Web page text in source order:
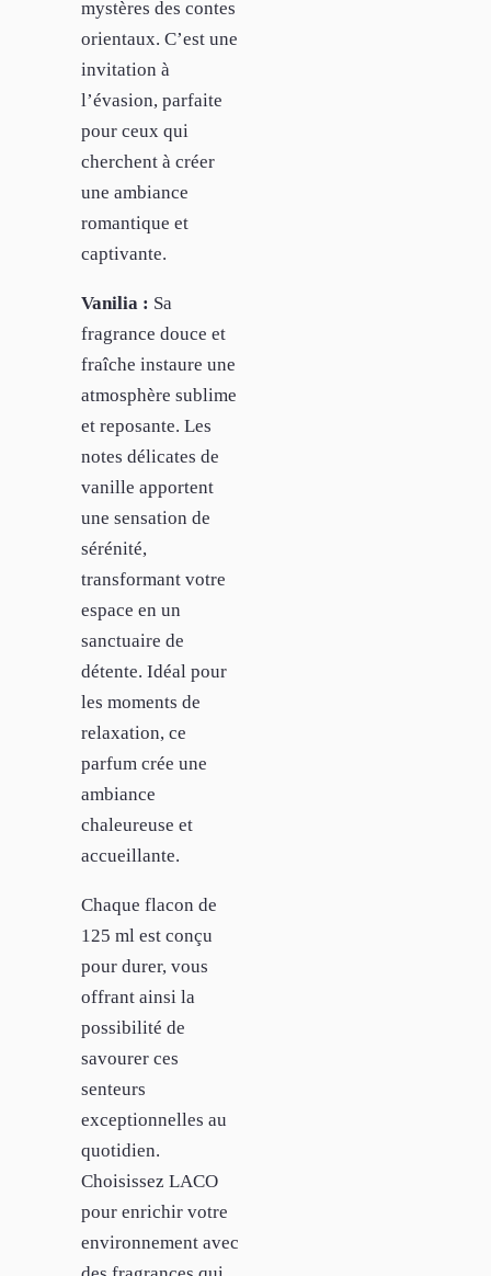
mystères des contes
orientaux. C’est une
invitation à
l’évasion, parfaite
pour ceux qui
cherchent à créer
une ambiance
romantique et
captivante.
Vanilia : Sa
fragrance douce et
fraîche instaure une
atmosphère sublime
et reposante. Les
notes délicates de
vanille apportent
une sensation de
sérénité,
transformant votre
espace en un
sanctuaire de
détente. Idéal pour
les moments de
relaxation, ce
parfum crée une
ambiance
chaleureuse et
accueillante.
Chaque flacon de
125 ml est conçu
pour durer, vous
offrant ainsi la
possibilité de
savourer ces
senteurs
exceptionnelles au
quotidien.
Choisissez LACO
pour enrichir votre
environnement avec